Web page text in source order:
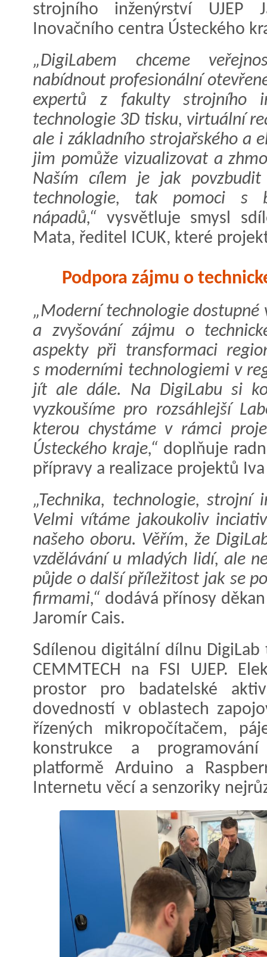
strojního inženýrství UJEP
Inovačního centra Ústeckého
„DigiLabem chceme
nabídnout profesionální
expertů z fakulty strojního
technologie 3D tisku, virtuální
ale i základního strojařského a
jim pomůže vizualizovat a
Naším cílem je jak
technologie, tak pomoci s
nápadů,“ vysvětluje smysl
Mata, ředitel ICUK, které
Podpora zájmu o
„Moderní technologie
a zvyšování zájmu o
aspekty při transformaci
s moderními technologiemi v
jít ale dále. Na DigiLabu si
vyzkoušíme pro rozsáhlejší
kterou chystáme v rámci
Ústeckého kraje,“ doplňuje
přípravy a realizace projektů
„Technika, technologie, strojní
Velmi vítáme jakoukoliv
našeho oboru. Věřím, že
vzdělávání u mladých lidí, ale
půjde o další příležitost jak se
firmami,“ dodává přínosy
Jaromír Cais.
Sdílenou digitální dílnu
CEMMTECH na FSI UJEP.
prostor pro badatelské
dovedností v oblastech
řízených mikropočítačem,
konstrukce a
platformě Arduino a
Internetu věcí a senzoriky